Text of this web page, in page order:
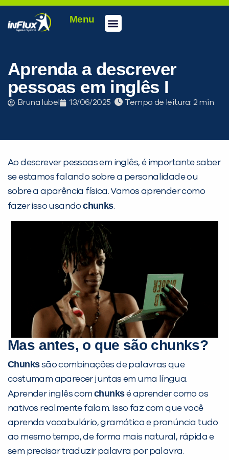
Menu
Aprenda a descrever
pessoas em inglês I
Bruna Iubel 13/06/2025 Tempo de leitura:
Ao descrever pessoas em inglês, é importante saber
se estamos falando sobre a personalidade ou
sobre a aparência física. Vamos aprender como
fazer isso usandochunks.
Mas antes, o que são chunks?
Chunkssão combinações de palavras que
costumam aparecer juntas em uma língua.
Aprender inglês com chunksé aprender como os
nativos realmente falam. Isso faz com que você
aprenda vocabulário, gramática e pronúncia tudo
ao mesmo tempo, de forma mais natural, rápida e
sem precisar traduzir palavra por palavra.
PEÇA UMA DEMONSTRAÇÃO DE MÉTODO
Desculpe!
Não encontramos nenhuma unidade
inFlux nesta cidade ou bairro que
você digitou.